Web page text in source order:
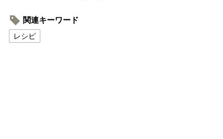
関連キーワード
レシピ